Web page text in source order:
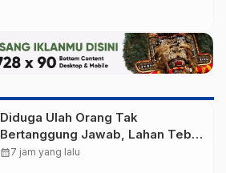
Diduga Ulah Orang Tak
Bertanggung Jawab, Lahan Tebu
Seluas 2 Hektare di Plunturan
calendar_month7 jam yang lalu